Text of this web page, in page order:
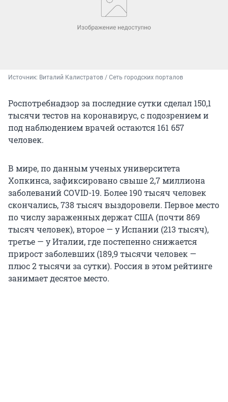
Источник: Виталий Калистратов / Сеть городских порталов
Роспотребнадзор за последние сутки сделал 150,1
тысячи тестов на коронавирус, с подозрением и
под наблюдением врачей остаются 161 657
человек.
В мире, по данным ученых университета
Хопкинса, зафиксировано свыше 2,7 миллиона
заболеваний COVID-19. Более 190 тысяч человек
скончались, 738 тысяч выздоровели. Первое место
по числу зараженных держат США (почти 869
тысяч человек), второе — у Испании (213 тысяч),
третье — у Италии, где постепенно снижается
прирост заболевших (189,9 тысячи человек —
плюс 2 тысячи за сутки). Россия в этом рейтинге
занимает десятое место.